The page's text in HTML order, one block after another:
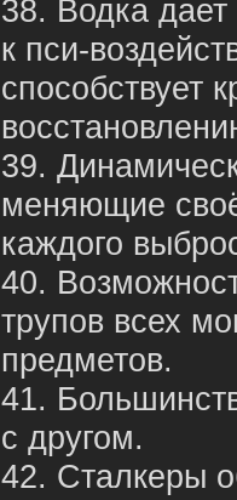
38. Водка
к пси-
способствует
39.
меняющие
каждого
40.
трупов всех
предметов.
41.
с другом.
42. Сталкеры